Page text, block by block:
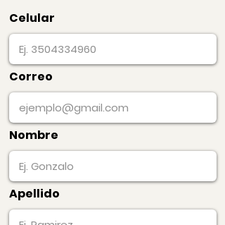
Celular
Correo
Nombre
Apellido